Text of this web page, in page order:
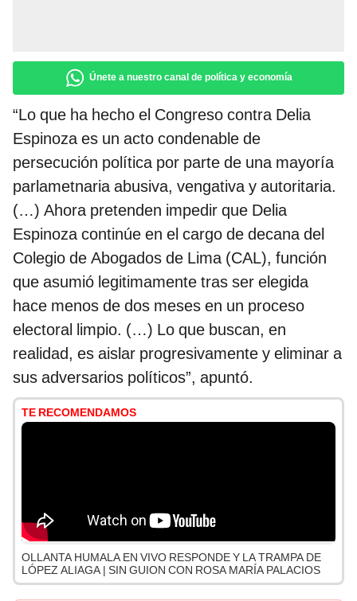
Únete a nuestro canal de política y economía
“Lo que ha hecho el Congreso contra Delia
Espinoza es un acto condenable de
persecución política por parte de una mayoría
parlametnaria abusiva, vengativa y autoritaria.
(…) Ahora pretenden impedir que Delia
Espinoza continúe en el cargo de decana del
Colegio de Abogados de Lima (CAL), función
que asumió legitimamente tras ser elegida
hace menos de dos meses en un proceso
electoral limpio. (…) Lo que buscan, en
realidad, es aislar progresivamente y eliminar a
sus adversarios políticos”, apuntó.
TE RECOMENDAMOS
OLLANTA HUMALA EN VIVO RESPONDE Y LA TRAMPA DE
LÓPEZ ALIAGA | SIN GUION CON ROSA MARÍA PALACIOS